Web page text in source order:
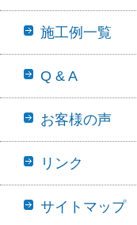
施工例一覧
Q & A
お客様の声
リンク
サイトマップ